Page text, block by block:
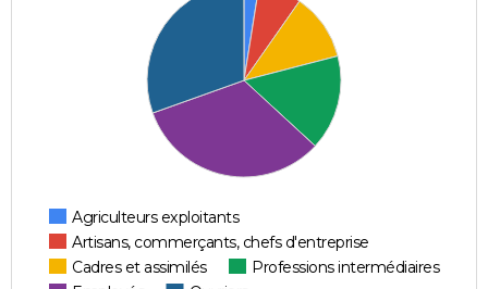
Agriculteurs exploitants
Artisans, commerçants, chefs d'entreprise
Cadres et assimilés
Professions intermédiaires